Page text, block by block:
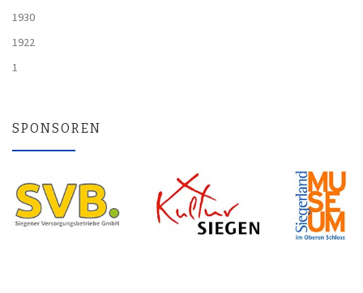
1930
1922
1
SPONSOREN